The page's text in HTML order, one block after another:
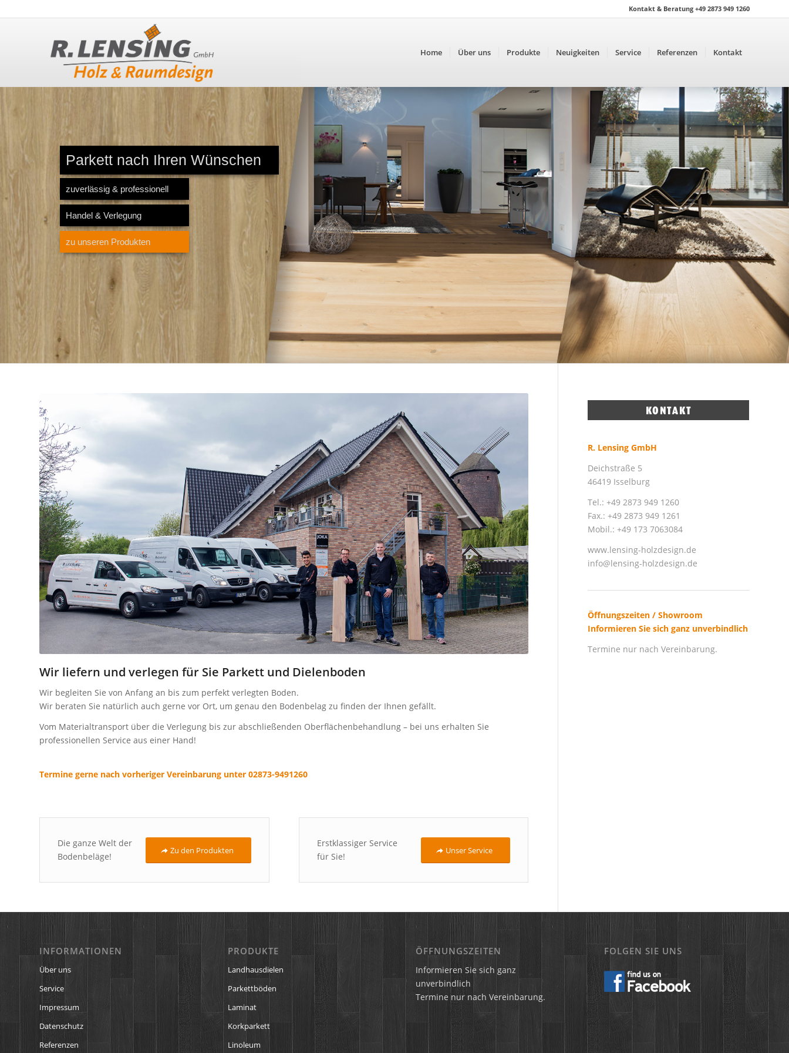
Kontakt & Beratung +49 2873 949 1260
Home Über uns Produkte Neuigkeiten Service Referenzen Kontakt
Parkett nach Ihren Wünschen
zuverlässig & professionell
Handel & Verlegung
zu unseren Produkten
Wir liefern und verlegen für Sie Parkett und Dielenboden
Wir begleiten Sie von Anfang an bis zum perfekt verlegten Boden.
Wir beraten Sie natürlich auch gerne vor Ort, um genau den Bodenbelag zu finden der Ihnen gefällt.
Vom Materialtransport über die Verlegung bis zur abschließenden Oberflächenbehandlung – bei uns erhalten Sie
professionellen Service aus einer Hand!
Termine gerne nach vorheriger Vereinbarung unter 02873-9491260
Die ganze Welt der
Bodenbeläge!
Zu den Produkten
Erstklassiger Service
für Sie!
Unser Service
R. Lensing GmbH
Deichstraße 5
46419 Isselburg
Tel.: +49 2873 949 1260
Fax.: +49 2873 949 1261
Mobil.: +49 173 7063084
www.lensing-holzdesign.de
info@lensing-holzdesign.de
Öffnungszeiten / Showroom
Informieren Sie sich ganz unverbindlich
Termine nur nach Vereinbarung.
INFORMATIONEN
Über uns
Service
Impressum
Datenschutz
Referenzen
PRODUKTE
Landhausdielen
Parkettböden
Laminat
Korkparkett
Linoleum
ÖFFNUNGSZEITEN
Informieren Sie sich ganz
unverbindlich
Termine nur nach Vereinbarung.
FOLGEN SIE UNS